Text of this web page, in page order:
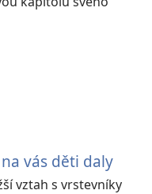
vás děti daly
vztah s vrstevníky